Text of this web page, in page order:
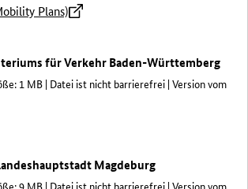
Plans)
für Verkehr Baden-Württemberg
1 MB | Datei ist nicht barrierefrei | Version vom
Magdeburg